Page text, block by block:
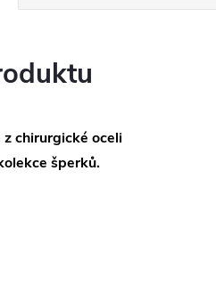
z chirurgické oceli
šperků.